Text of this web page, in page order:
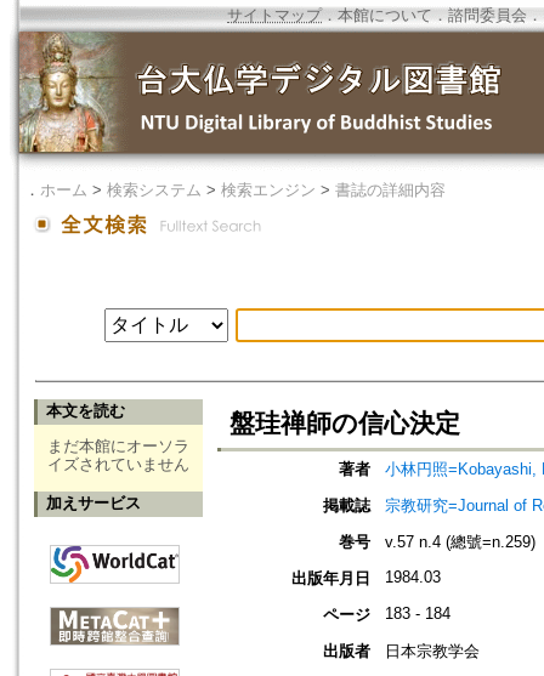
サイトマップ．本館について ． 諮問委員会 ．
． ホーム > 検索システム > 検索エンジン > 書誌の詳細内容
本文を読む
まだ本館にオーソラ
イズされていません
加えサービス
盤珪禅師の信心決定
著者
小林円照=Kobayashi,
掲載誌
宗教研究=Journal of
巻号
v.57 n.4 (總號=n.259)
出版年月日
1984.03
ページ 183 - 184
出版者
日本宗教学会